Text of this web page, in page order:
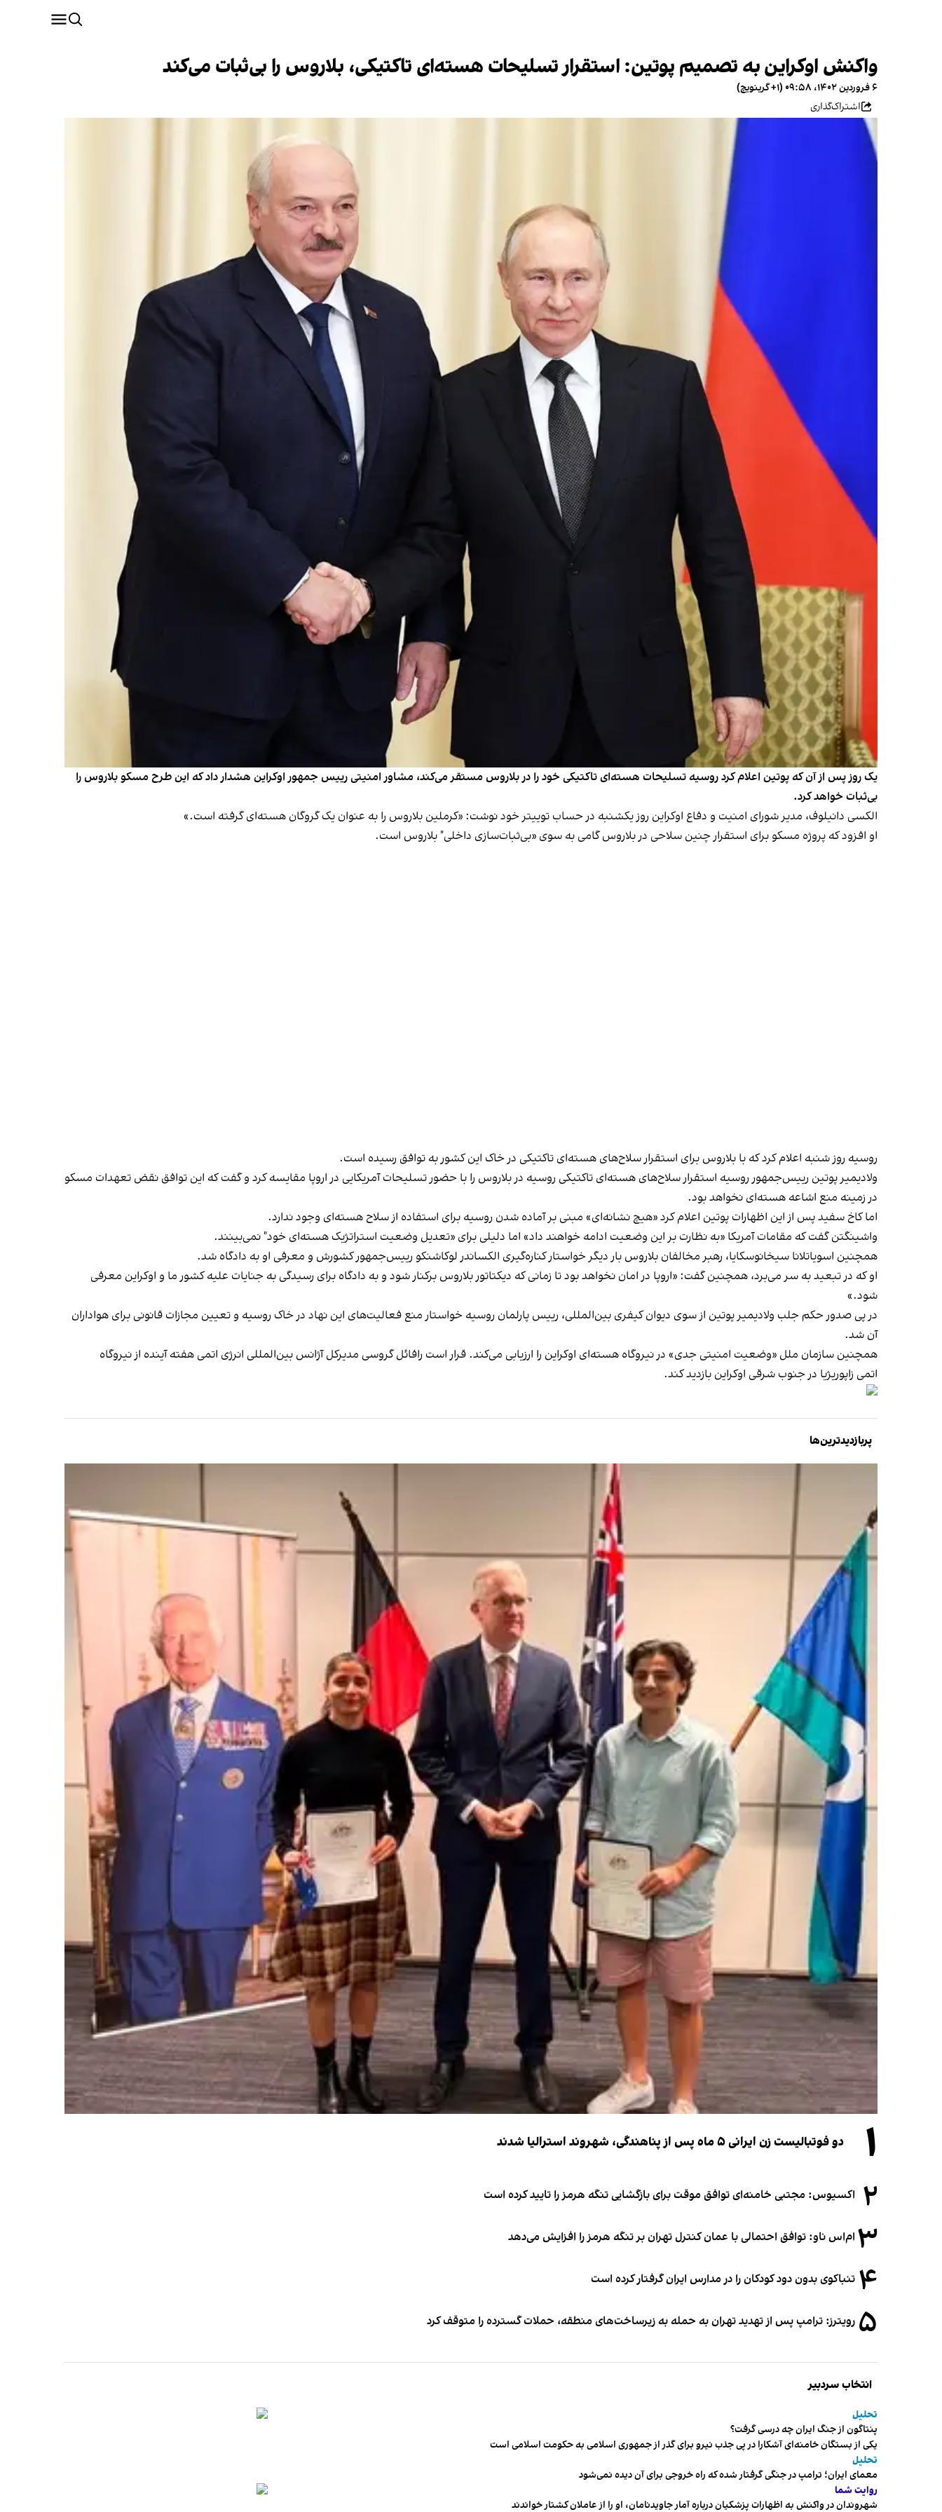
واکنش اوکراین به تصمیم پوتین: استقرار تسلیحات هسته‌ای تاکتیکی، بلاروس را بی‌ثبات می‌کند
۶ فروردین ۱۴۰۲، ۰۹:۵۸ (‎+۱ گرینویچ)
اشتراک‌گذاری
یک روز پس از آن که پوتین اعلام کرد روسیه تسلیحات هسته‌ای تاکتیکی خود را در بلاروس مستقر می‌کند، مشاور امنیتی رییس جمهور اوکراین هشدار داد که این طرح مسکو بلاروس را
بی‌ثبات خواهد کرد.
الکسی دانیلوف، مدیر شورای امنیت و دفاع اوکراین روز یکشنبه در حساب توییتر خود نوشت: «کرملین بلاروس را به عنوان یک گروگان هسته‌ای گرفته است.»
او افزود که پروژه مسکو برای استقرار چنین سلاحی در بلاروس گامی به سوی «بی‌ثبات‌سازی داخلی" بلاروس است.
روسیه روز شنبه اعلام کرد که با بلاروس برای استقرار سلاح‌های هسته‌ای تاکتیکی در خاک این کشور به توافق رسیده است.
ولادیمیر پوتین رییس‌جمهور روسیه استقرار سلاح‌های هسته‌ای تاکتیکی روسیه در بلاروس را با حضور تسلیحات آمریکایی در اروپا مقایسه کرد و گفت که این توافق نقض تعهدات مسکو
در زمینه منع اشاعه هسته‌ای نخواهد بود.
اما کاخ سفید پس از این اظهارات پوتین اعلام کرد «هیچ نشانه‌ای» مبنی بر آماده شدن روسیه برای استفاده از سلاح هسته‌ای وجود ندارد.
واشینگتن گفت که مقامات آمریکا «به نظارت بر این وضعیت ادامه خواهند داد» اما دلیلی برای «تعدیل وضعیت استراتژیک هسته‌ای خود" نمی‌بینند.
همچنین اسویاتلانا سیخانوسکایا، رهبر مخالفان بلاروس بار دیگر خواستار کناره‌گیری الکساندر لوکاشنکو رییس‌جمهور کشورش و معرفی او به دادگاه شد.
او که در تبعید به سر می‌برد، همچنین گفت: «اروپا در امان نخواهد بود تا زمانی که دیکتاتور بلاروس برکنار شود و به دادگاه برای رسیدگی به جنایات علیه کشور ما و اوکراین معرفی
شود.»
در پی صدور حکم جلب ولادیمیر پوتین از سوی دیوان کیفری بین‌المللی، رییس پارلمان روسیه خواستار منع فعالیت‌های این نهاد در خاک روسیه و تعیین مجازات قانونی برای هواداران
آن شد.
همچنین سازمان ملل «وضعیت امنیتی جدی» در نیروگاه هسته‌ای اوکراین را ارزیابی می‌کند. قرار است رافائل گروسی مدیرکل آژانس بین‌المللی انرژی اتمی هفته آینده از نیروگاه
اتمی زاپوریژیا در جنوب شرقی اوکراین بازدید کند.
پربازدیدترین‌ها
۱ دو فوتبالیست زن ایرانی ۵ ماه پس از پناهندگی، شهروند استرالیا شدند
۲ اکسیوس: مجتبی خامنه‌ای توافق موقت برای بازگشایی تنگه هرمز را تایید کرده است
۳ ام‌اس ناو: توافق احتمالی با عمان کنترل تهران بر تنگه هرمز را افزایش می‌دهد
۴ تنباکوی بدون دود کودکان را در مدارس ایران گرفتار کرده است
۵ رویترز: ترامپ پس از تهدید تهران به حمله به زیرساخت‌های منطقه، حملات گسترده را متوقف کرد
انتخاب سردبیر
تحلیل
پنتاگون از جنگ ایران چه درسی گرفت؟
یکی از بستگان خامنه‌ای آشکارا در پی جذب نیرو برای گذر از جمهوری اسلامی به حکومت اسلامی است
تحلیل
معمای ایران؛ ترامپ در جنگی گرفتار شده که راه خروجی برای آن دیده نمی‌شود
روایت شما
شهروندان در واکنش به اظهارات پزشکیان درباره آمار جاویدنامان، او را از عاملان کشتار خواندند